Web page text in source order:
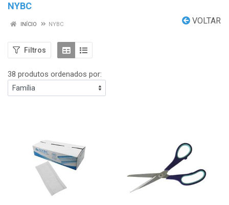
NYBC
VOLTAR
INÍCIO NYBC
Filtros
38 produtos ordenados por: